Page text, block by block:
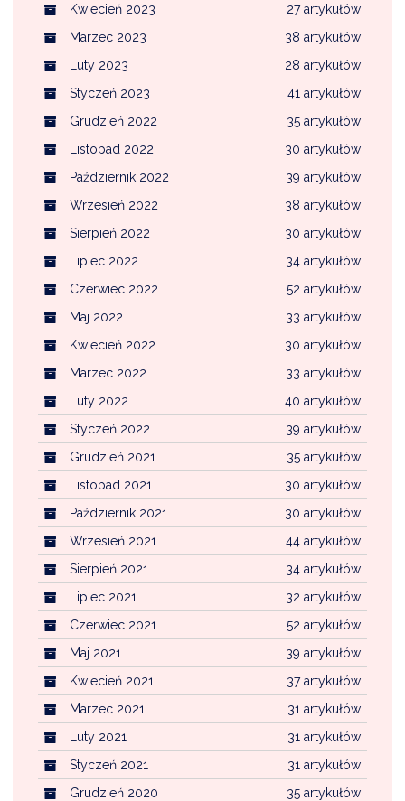
27 artykułów
Kwiecień 2023
38 artykułów
Marzec 2023
28 artykułów
Luty 2023
41 artykułów
Styczeń 2023
35 artykułów
Grudzień 2022
30 artykułów
Listopad 2022
39 artykułów
Październik 2022
38 artykułów
Wrzesień 2022
30 artykułów
Sierpień 2022
34 artykułów
Lipiec 2022
52 artykułów
Czerwiec 2022
33 artykułów
Maj 2022
30 artykułów
Kwiecień 2022
33 artykułów
Marzec 2022
40 artykułów
Luty 2022
39 artykułów
Styczeń 2022
35 artykułów
Grudzień 2021
30 artykułów
Listopad 2021
30 artykułów
Październik 2021
44 artykułów
Wrzesień 2021
34 artykułów
Sierpień 2021
32 artykułów
Lipiec 2021
52 artykułów
Czerwiec 2021
39 artykułów
Maj 2021
37 artykułów
Kwiecień 2021
31 artykułów
Marzec 2021
31 artykułów
Luty 2021
31 artykułów
Styczeń 2021
35 artykułów
Grudzień 2020